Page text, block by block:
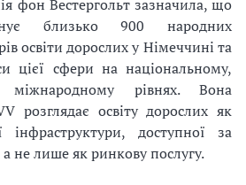
фон Вестергольт зазначила, що
близько 900 народних
освіти дорослих у Німеччині та
цієї сфери на національному,
міжнародному рівнях. Вона
розглядає освіту дорослих як
інфраструктури, доступної за
не лише як ринкову послугу.